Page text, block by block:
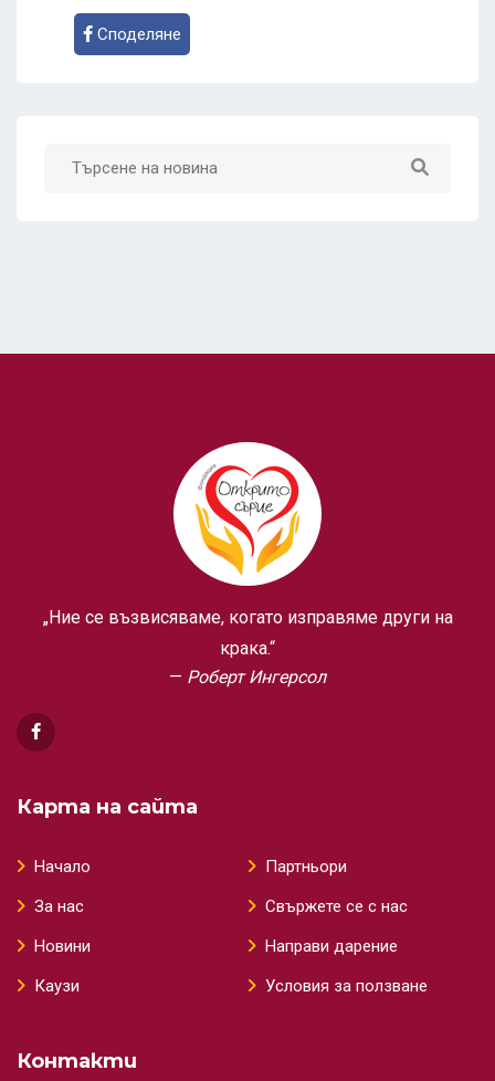
Споделяне
„Ние се възвисяваме, когато изправяме други на
крака.“
Роберт Ингерсол
Карта на сайта
Начало
За нас
Новини
Каузи
Партньори
Свържете се с нас
Направи дарение
Условия за ползване
Контакти